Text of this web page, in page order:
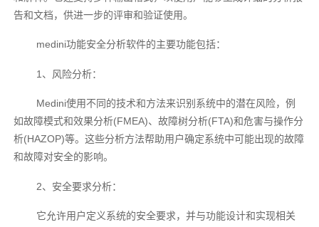
告和文档，供进一步的评审和验证使用。
medini功能安全分析软件的主要功能包括：
1、风险分析：
Medini使用不同的技术和方法来识别系统中的潜在风险，例
如故障模式和效果分析(FMEA)、故障树分析(FTA)和危害与操作分
析(HAZOP)等。这些分析方法帮助用户确定系统中可能出现的故障
和故障对安全的影响。
2、安全要求分析：
它允许用户定义系统的安全要求，并与功能设计和实现相关